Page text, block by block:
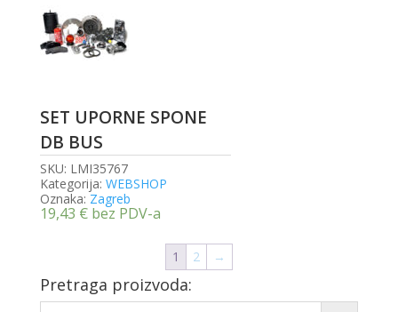
SET UPORNE SPONE
DB BUS
SKU: LMI35767
Kategorija: WEBSHOP
Oznaka: Zagreb
19,43 € bez PDV-a
1 2 →
Pretraga proizvoda: